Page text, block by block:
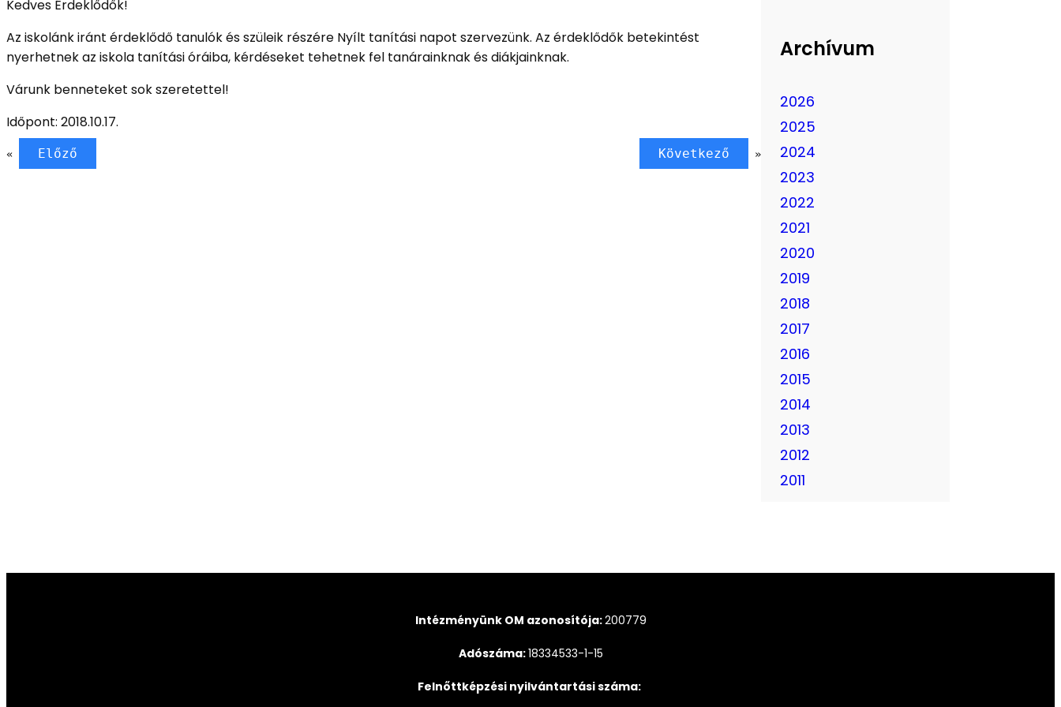
Kedves Érdeklődők!
Az iskolánk iránt érdeklődő tanulók és szüleik részére Nyílt tanítási napot szervezünk. Az érdeklődők betekintést
nyerhetnek az iskola tanítási óráiba, kérdéseket tehetnek fel tanárainknak és diákjainknak.
Várunk benneteket sok szeretettel!
Időpont: 2018.10.17.
« Előző Következő »
Archívum
2026
2025
2024
2023
2022
2021
2020
2019
2018
2017
2016
2015
2014
2013
2012
2011
Intézményünk OM azonosítója:200779
Adószáma:18334533-1-15
Felnőttképzési nyilvántartási száma: